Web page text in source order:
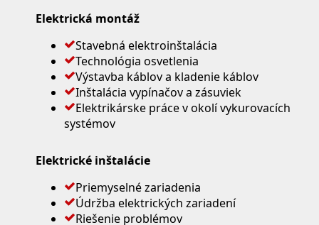
Elektrická montáž
Stavebná elektroinštalácia
Technológia osvetlenia
Výstavba káblov a kladenie káblov
Inštalácia vypínačov a zásuviek
Elektrikárske práce v okolí vykurovacích
systémov
Elektrické inštalácie
Priemyselné zariadenia
Údržba elektrických zariadení
Riešenie problémov